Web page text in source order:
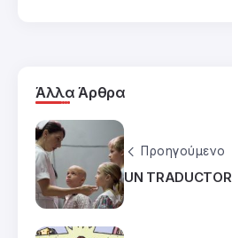
Άλλα Άρθρα
Προηγούμενο
UN TRADUCTOR